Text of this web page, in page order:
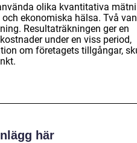
olika kvantitativa
ekonomiska hälsa. Två
Resultaträkningen ger en
under en viss period,
om företagets tillgångar,
här